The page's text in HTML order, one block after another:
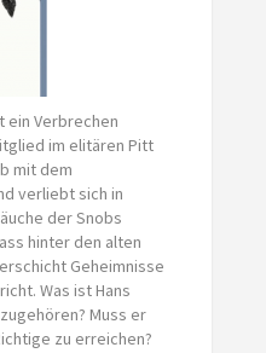
ein Verbrechen
im elitären Pitt
mit dem
verliebt sich in
der Snobs
hinter den alten
Geheimnisse
Was ist Hans
Muss er
zu erreichen?